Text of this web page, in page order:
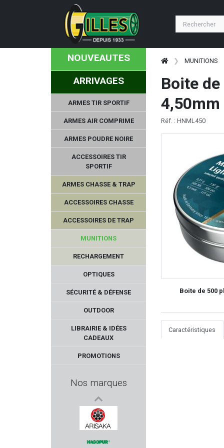
NOUVEAUTES
ARRIVAGES
ARMES TIR SPORTIF
ARMES AIR COMPRIME
ARMES POUDRE NOIRE
ACCESSOIRES TIR
SPORTIF
ARMES CHASSE & TRAP
ACCESSOIRES CHASSE
ACCESSOIRES DE TRAP
MUNITIONS
RECHARGEMENT
OPTIQUES
SÉCURITÉ & DÉFENSE
OUTDOOR
LIBRAIRIE & IDÉES
CADEAUX
PROMOTIONS
Nos marques
FIREBIRD
ARISAKA DEFENSE
MUNITIONS
Boite
4,50mm
Réf. : HNML450
Boite de 500
Caractéristiques